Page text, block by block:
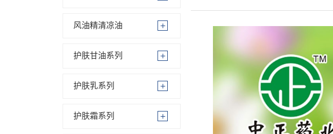
风油精清凉油
护肤甘油系列
护肤乳系列
护肤霜系列